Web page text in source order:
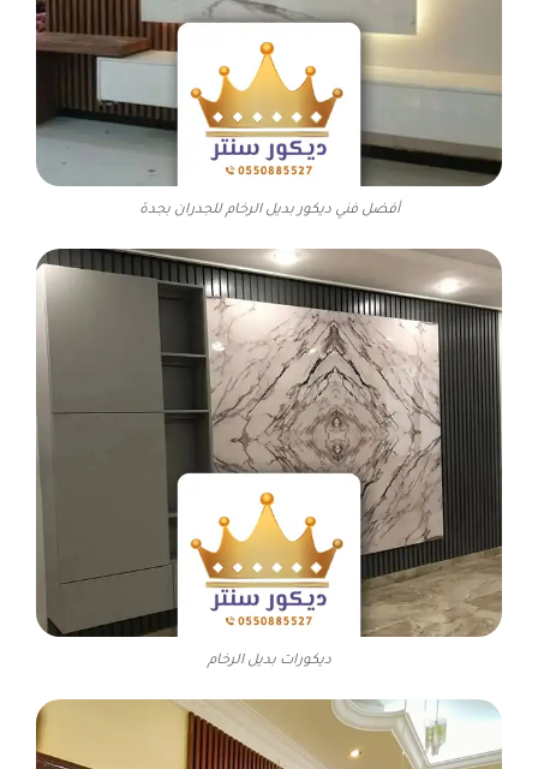
أفضل فني ديكور بديل الرخام للجدران بجدة
ديكورات بديل الرخام